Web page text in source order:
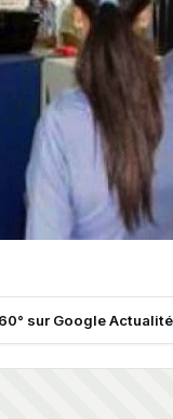
sur Google